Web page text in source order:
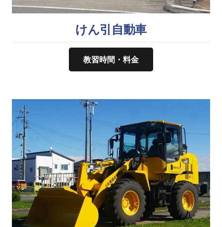
けん引自動車
教習時間・料金